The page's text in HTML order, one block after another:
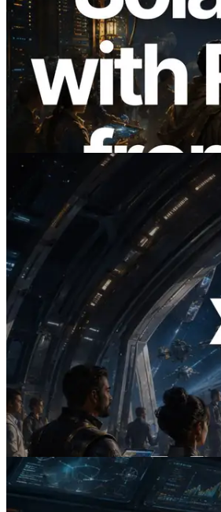
2026.08.05
ERPC étend l’API
avec la mesure du ping
du monde — l’API
Information est
2026.07.04
ERPC lance un RPC
x402 — L'ère où les
demande les API dont ils
Lire cet article